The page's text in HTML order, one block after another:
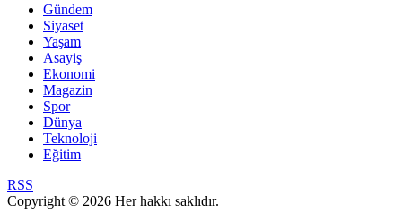
Gündem
Siyaset
Yaşam
Asayiş
Ekonomi
Magazin
Spor
Dünya
Teknoloji
Eğitim
RSS
Copyright © 2026 Her hakkı saklıdır.